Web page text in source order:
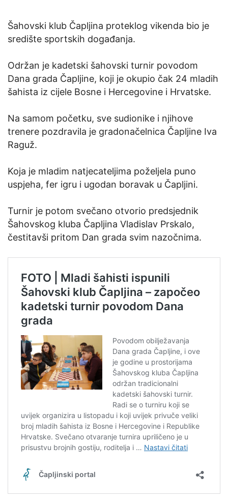
Šahovski klub Čapljina proteklog vikenda bio je
središte sportskih događanja.
Održan je kadetski šahovski turnir povodom
Dana grada Čapljine, koji je okupio čak 24 mladih
šahista iz cijele Bosne i Hercegovine i Hrvatske.
Na samom početku, sve sudionike i njihove
trenere pozdravila je gradonačelnica Čapljine Iva
Raguž.
Koja je mladim natjecateljima poželjela puno
uspjeha, fer igru i ugodan boravak u Čapljini.
Turnir je potom svečano otvorio predsjednik
Šahovskog kluba Čapljina Vladislav Prskalo,
čestitavši pritom Dan grada svim nazočnima.